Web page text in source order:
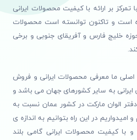
تمرکز بر ارائه با کیفیت محصولات ایرانی
آغاز نموده است و تاکنون توانسته است محصولات
خلیج فارس و آفریقای جنوبی و برخی
ما معرفی محصولات ایرانی و فروش
ایرانی به سایر کشورهای جهان می باشد و
الوان مارکت در کشور عمان نسبت به
امیدواریم در این راه بتوانیم به اندازه ی
و با کیفیت محصولات ایرانی گامی بلند